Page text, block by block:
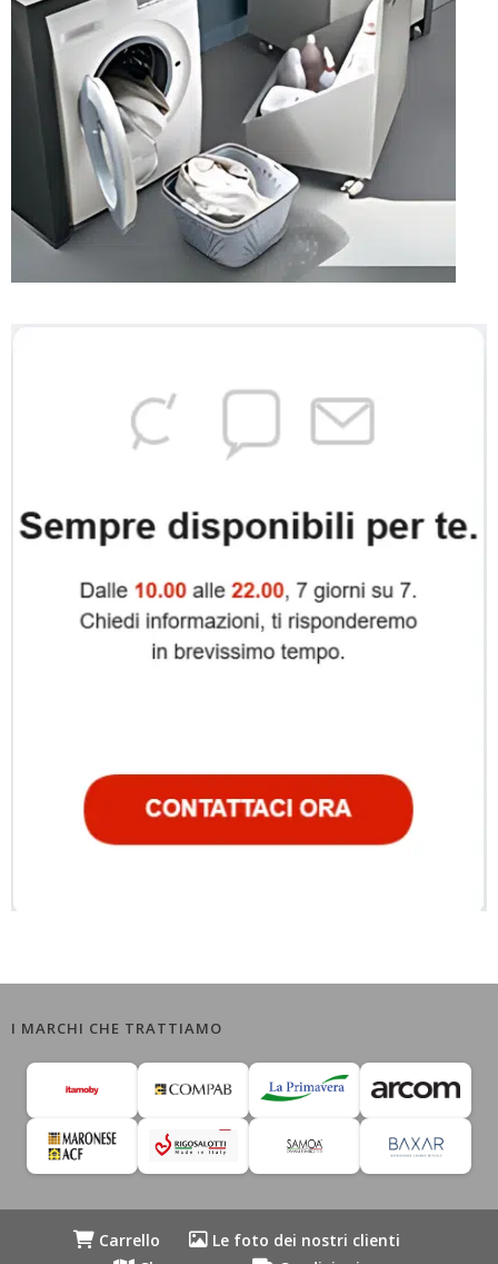
I MARCHI CHE TRATTIAMO
Carrello
Le foto dei nostri clienti